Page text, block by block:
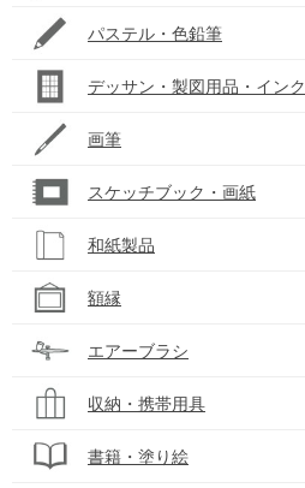
パステル・色鉛筆
デッサン・製図用品・インク
画筆
スケッチブック・画紙
和紙製品
額縁
エアーブラシ
収納・携帯用具
書籍・塗り絵